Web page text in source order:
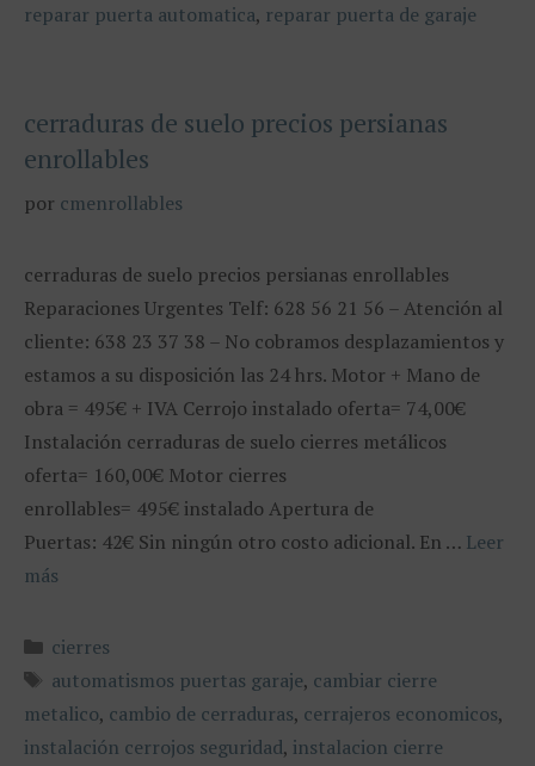
reparar puerta automatica, reparar puerta de garaje
cerraduras de suelo precios persianas
enrollables
por cmenrollables
cerraduras de suelo precios persianas enrollables
Reparaciones Urgentes Telf: 628 56 21 56 – Atención al
cliente: 638 23 37 38 – No cobramos desplazamientos y
estamos a su disposición las 24 hrs. Motor + Mano de
obra = 495€ + IVA Cerrojo instalado oferta= 74,00€
Instalación cerraduras de suelo cierres metálicos
oferta= 160,00€ Motor cierres
enrollables= 495€ instalado Apertura de
Puertas: 42€ Sin ningún otro costo adicional. En … Leer
más
Categorías
cierres
Etiquetas
automatismos puertas garaje, cambiar cierre
metalico, cambio de cerraduras, cerrajeros economicos,
instalación cerrojos seguridad, instalacion cierre